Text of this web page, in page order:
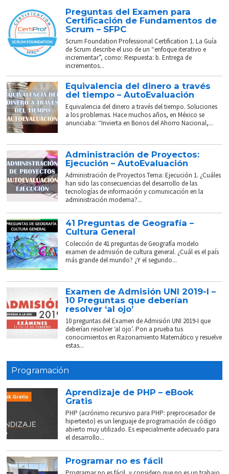
Preguntas del Examen para
Certificación de Fundamentos de
Scrum – SFPC
Scrum Foundation Professional Certification 1. La Guía
de Scrum describe el uso de un “enfoque iterativo e
incrementar”, como: Respuesta: b. Entrega de
incrementos...
Equivalencia del dinero a través
del tiempo – AutoEvaluación
Equivalencia del dinero a través del tiempo. Soluciones
a los problemas. Hace muchos años, en México se
anunciaba: “Invierta en Bonos del Ahorro Nacional,...
Administración de Proyectos:
Ejecución – AutoEvaluación
Administración de Proyectos Tema: Ejecución 1. ¿Cuáles
han sido las consecuencias del desarrollo de las
tecnologías de información y comunicación en la
administración moderna?...
41 Preguntas de Geografía –
Cultura General
Colección de 41 preguntas de Geografía modelo
examen de admisión de cultura general. ¿Cuál es el país
más grande del mundo? ¿Y el segundo...
Examen de Admisión UNI 2019-I –
10 Preguntas que deberían
resolver ‘al ojo’
10 preguntas del Examen de Admisión UNI 2019-I que
deberían resolver ‘al ojo’. Pon a prueba tus
conocimientos en Razonamiento Matemático y resuelve
estas...
Programación
Aprendizaje de PHP – eBook
Gratis
PHP (acrónimo recursivo para PHP: preprocesador de
hipertexto) es un lenguaje de programación de código
abierto muy utilizado. Es especialmente adecuado para
el desarrollo...
Programar no es fácil